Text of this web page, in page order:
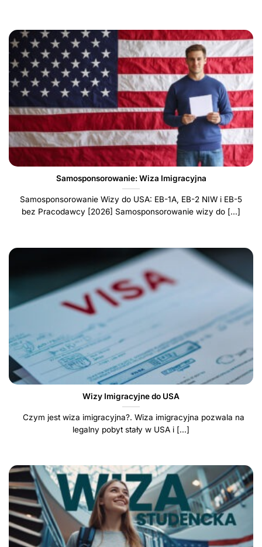
Samosponsorowanie: Wiza Imigracyjna
Samosponsorowanie Wizy do USA: EB-1A, EB-2 NIW i EB-5
bez Pracodawcy [2026] Samosponsorowanie wizy do [...]
Wizy Imigracyjne do USA
Czym jest wiza imigracyjna?. Wiza imigracyjna pozwala na
legalny pobyt stały w USA i [...]